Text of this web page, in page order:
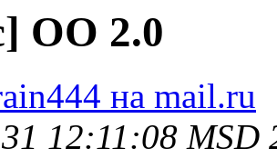
OO 2.0
на mail.ru
12:11:08 MSD